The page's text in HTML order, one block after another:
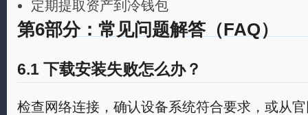
定期提取资产到冷钱包
第6部分：常见问题解答（FAQ）
6.1 下载安装失败怎么办？
检查网络连接，确认设备系统符合要求，或从